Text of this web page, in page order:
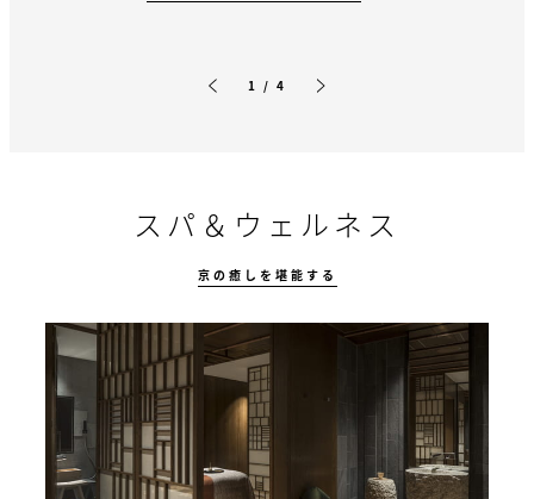
1 / 4
スパ＆ウェルネス
京の癒しを堪能する